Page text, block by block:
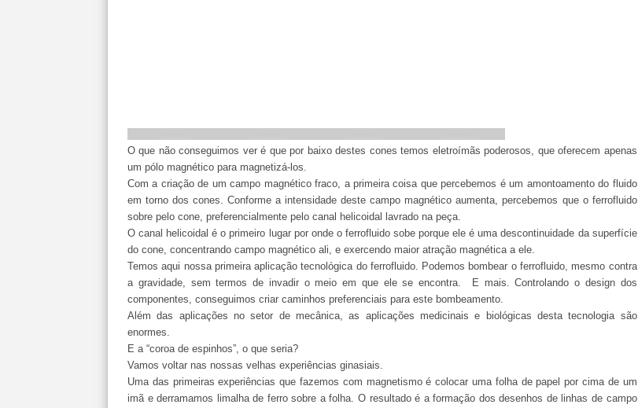
O que não conseguimos ver é que por baixo destes cones temos eletroímãs poderosos, que oferecem apenas
um pólo magnético para magnetizá-los.
Com a criação de um campo magnético fraco, a primeira coisa que percebemos é um amontoamento do fluido
em torno dos cones. Conforme a intensidade deste campo magnético aumenta, percebemos que o ferrofluido
sobre pelo cone, preferencialmente pelo canal helicoidal lavrado na peça.
O canal helicoidal é o primeiro lugar por onde o ferrofluido sobe porque ele é uma descontinuidade da superfície
do cone, concentrando campo magnético ali, e exercendo maior atração magnética a ele.
Temos aqui nossa primeira aplicação tecnológica do ferrofluido. Podemos bombear o ferrofluido, mesmo contra
a gravidade, sem termos de invadir o meio em que ele se encontra. E mais. Controlando o design dos
componentes, conseguimos criar caminhos preferenciais para este bombeamento.
Além das aplicações no setor de mecânica, as aplicações medicinais e biológicas desta tecnologia são
enormes.
E a “coroa de espinhos”, o que seria?
Vamos voltar nas nossas velhas experiências ginasiais.
Uma das primeiras experiências que fazemos com magnetismo é colocar uma folha de papel por cima de um
imã e derramamos limalha de ferro sobre a folha. O resultado é a formação dos desenhos de linhas de campo